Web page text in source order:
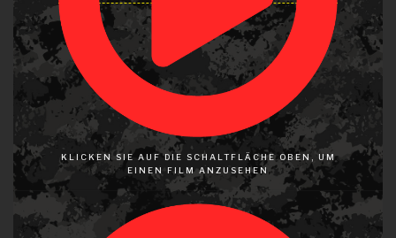
KLICKEN SIE AUF DIE SCHALTFLÄCHE OBEN, UM
EINEN FILM ANZUSEHEN